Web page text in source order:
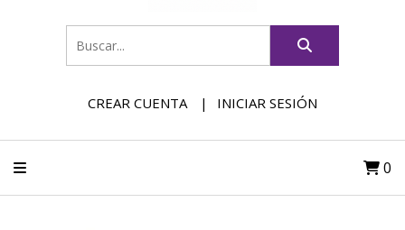
CREAR CUENTA INICIAR SESIÓN
0